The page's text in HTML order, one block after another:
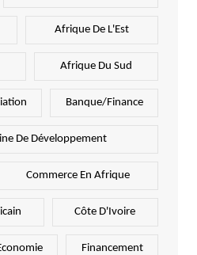
Afrique De L'Est
Afrique Du Sud
Banque/Finance
De Développement
Commerce En Afrique
Côte D'Ivoire
Financement